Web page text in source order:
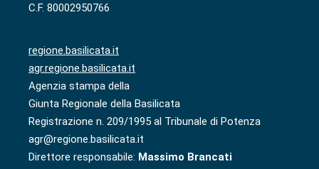
C.F. 80002950766
regione.basilicata.it
agr.regione.basilicata.it
Agenzia stampa della
Giunta Regionale della Basilicata
Registrazione n. 209/1995 al Tribunale di Potenza
agr@regione.basilicata.it
Direttore responsabile: Massimo Brancati